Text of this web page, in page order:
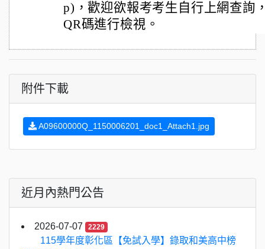
p)，歡迎欲報考考生自行上網查詢
QR碼進行檢視。
附件下載
A09600000Q_1150006201_doc1_Attach1.jpg
近月內熱門公告
2026-07-07 2229
115學年度彰化區【免試入學】錄取和美高中榜